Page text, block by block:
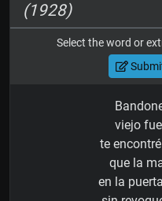
(1928)
Select the word or
viejo
te
que la
en la